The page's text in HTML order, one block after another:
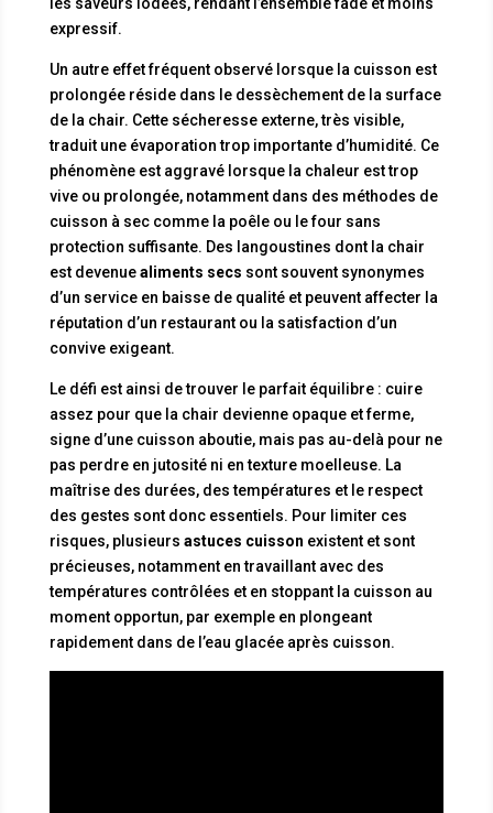
expressif.
Un autre effet fréquent observé lorsque la cuisson est
prolongée réside dans le dessèchement de la surface
de la chair. Cette sécheresse externe, très visible,
traduit une évaporation trop importante d’humidité. Ce
phénomène est aggravé lorsque la chaleur est trop
vive ou prolongée, notamment dans des méthodes de
cuisson à sec comme la poêle ou le four sans
protection suffisante. Des langoustines dont la chair
est devenuealiments secs sont souvent synonymes
d’un service en baisse de qualité et peuvent affecter la
réputation d’un restaurant ou la satisfaction d’un
convive exigeant.
Le défi est ainsi de trouver le parfait équilibre : cuire
assez pour que la chair devienne opaque et ferme,
signe d’une cuisson aboutie, mais pas au-delà pour ne
pas perdre en jutosité ni en texture moelleuse. La
maîtrise des durées, des températures et le respect
des gestes sont donc essentiels. Pour limiter ces
risques, plusieurs astuces cuisson existent et sont
précieuses, notamment en travaillant avec des
températures contrôlées et en stoppant la cuisson au
moment opportun, par exemple en plongeant
rapidement dans de l’eau glacée après cuisson.